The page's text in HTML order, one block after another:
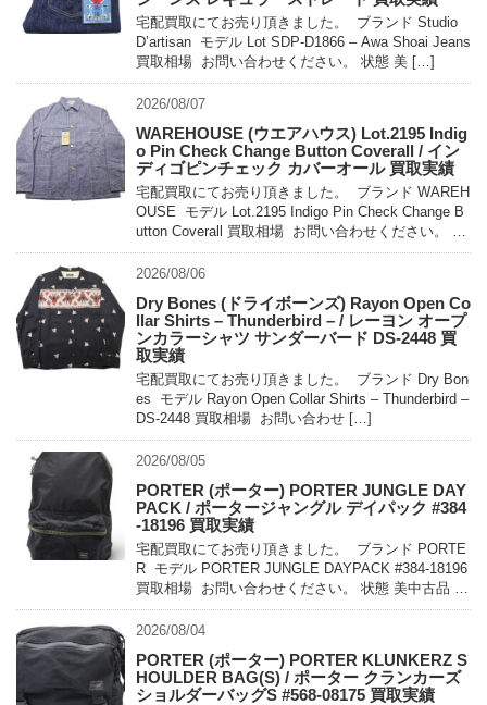
宅配買取にてお売り頂きました。 ブランド Studio
D’artisan モデル Lot SDP-D1866 – Awa Shoai Jeans
買取相場 お問い合わせください。 状態 美 […]
2026/08/07
WAREHOUSE (ウエアハウス) Lot.2195 Indig
o Pin Check Change Button Coverall / イン
ディゴピンチェック カバーオール 買取実績
宅配買取にてお売り頂きました。 ブランド WAREH
OUSE モデル Lot.2195 Indigo Pin Check Change B
utton Coverall 買取相場 お問い合わせください。 状
態 未使用 […]
2026/08/06
Dry Bones (ドライボーンズ) Rayon Open Co
llar Shirts – Thunderbird – / レーヨン オープ
ンカラーシャツ サンダーバード DS-2448 買
取実績
宅配買取にてお売り頂きました。 ブランド Dry Bon
es モデル Rayon Open Collar Shirts – Thunderbird –
DS-2448 買取相場 お問い合わせ […]
2026/08/05
PORTER (ポーター) PORTER JUNGLE DAY
PACK / ポータージャングル デイパック #384
-18196 買取実績
宅配買取にてお売り頂きました。 ブランド PORTE
R モデル PORTER JUNGLE DAYPACK #384-18196
買取相場 お問い合わせください。 状態 美中古品 軽
量でコンパクトに持ち運べるパッカ […]
2026/08/04
PORTER (ポーター) PORTER KLUNKERZ S
HOULDER BAG(S) / ポーター クランカーズ
ショルダーバッグS #568-08175 買取実績